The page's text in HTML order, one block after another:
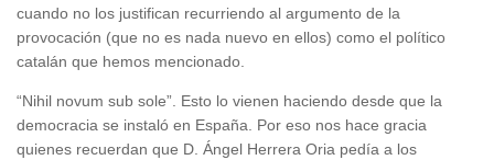
cuando no los justifican recurriendo al argumento de la
provocación (que no es nada nuevo en ellos) como el político
catalán que hemos mencionado.
“Nihil novum sub sole”. Esto lo vienen haciendo desde que la
democracia se instaló en España. Por eso nos hace gracia
quienes recuerdan que D. Ángel Herrera Oria pedía a los